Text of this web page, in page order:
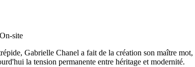
site
Gabrielle Chanel a fait de la création son maître
la tension permanente entre héritage et modernité.